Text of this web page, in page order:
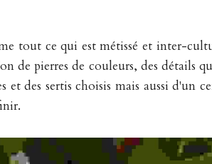
tout ce qui est métissé et inter-
de pierres de couleurs, des détails
des sertis choisis mais aussi d'un